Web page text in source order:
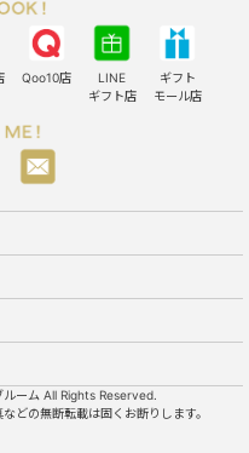
Qoo10店
LINE
ギフト店
ギフト
モール店
ーム All Rights Reserved.
どの無断転載は固くお断りします。